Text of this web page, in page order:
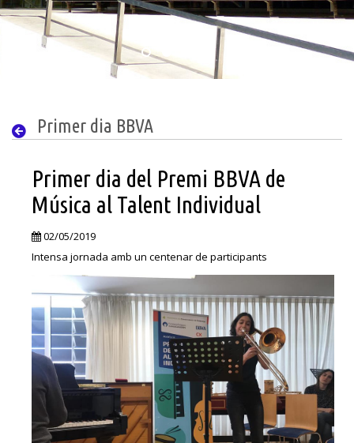
Primer dia BBVA
Primer dia del Premi BBVA de
Música al Talent Individual
02/05/2019
Intensa jornada amb un centenar de participants